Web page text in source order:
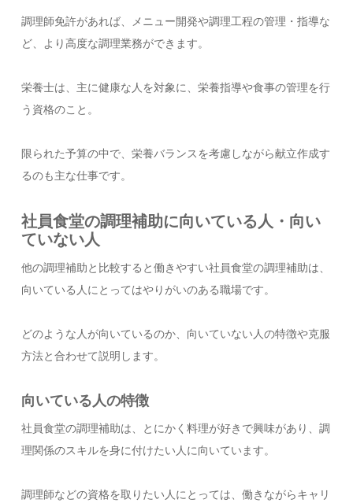
調理師免許があれば、メニュー開発や調理工程の管理・指導な
ど、より高度な調理業務ができます。
栄養士は、主に健康な人を対象に、栄養指導や食事の管理を行
う資格のこと。
限られた予算の中で、栄養バランスを考慮しながら献立作成す
るのも主な仕事です。
社員食堂の調理補助に向いている人・向い
ていない人
他の調理補助と比較すると働きやすい社員食堂の調理補助は、
向いている人にとってはやりがいのある職場です。
どのような人が向いているのか、向いていない人の特徴や克服
方法と合わせて説明します。
向いている人の特徴
社員食堂の調理補助は、とにかく料理が好きで興味があり、調
理関係のスキルを身に付けたい人に向いています。
調理師などの資格を取りたい人にとっては、働きながらキャリ